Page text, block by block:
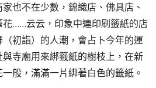
也不在少數，錦織店、佛具店、
花……云云，印象中連印刷籤紙的店
初詣）的人潮，會占卜今年的運
寺廟用來綁籤紙的樹枝上，在新
般，滿滿一片綁著白色的籤紙。